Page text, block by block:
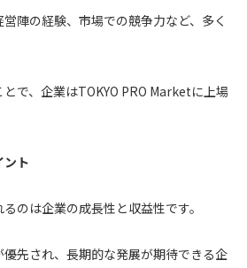
陣の経験、市場での競争力など、多く
で、企業はTOKYO PRO Marketに上場
ント
のは企業の成長性と収益性です。
先され、長期的な発展が期待できる企